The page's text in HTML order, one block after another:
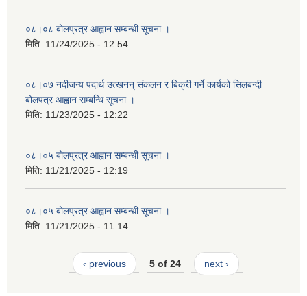
०८।०८ बोलप्रत्र आह्वान सम्बन्धी सूचना ।
मिति: 11/24/2025 - 12:54
०८।०७ नदीजन्य पदार्थ उत्खनन् संकलन र बिक्री गर्ने कार्यको सिलबन्दी
बोलपत्र आह्वान सम्बन्धि सूचना ।
मिति: 11/23/2025 - 12:22
०८।०५ बोलप्रत्र आह्वान सम्बन्धी सूचना ।
मिति: 11/21/2025 - 12:19
०८।०५ बोलप्रत्र आह्वान सम्बन्धी सूचना ।
मिति: 11/21/2025 - 11:14
‹ previous 5 of 24 next ›